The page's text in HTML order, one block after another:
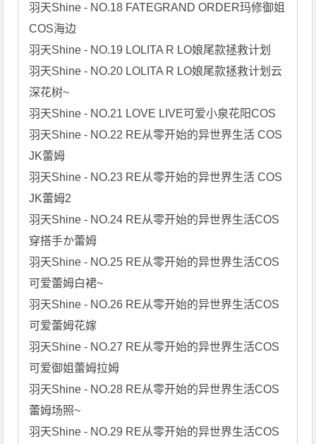
羽天Shine - NO.18 FATEGRAND ORDER玛修御姐
COS海边
羽天Shine - NO.19 LOLITA R LO娘尾款拯救计划
羽天Shine - NO.20 LOLITA R LO娘尾款拯救计划云
深花树~
羽天Shine - NO.21 LOVE LIVE可爱小泉花阳COS
羽天Shine - NO.22 RE从零开始的异世界生活 COS
JK蕾姆
羽天Shine - NO.23 RE从零开始的异世界生活 COS
JK蕾姆2
羽天Shine - NO.24 RE从零开始的异世界生活COS
穿搭手か蕾姆
羽天Shine - NO.25 RE从零开始的异世界生活COS
可爱蕾姆白裙~
羽天Shine - NO.26 RE从零开始的异世界生活COS
可爱蕾姆花嫁
羽天Shine - NO.27 RE从零开始的异世界生活COS
可爱御姐蕾姆拉姆
羽天Shine - NO.28 RE从零开始的异世界生活COS
蕾姆场照~
羽天Shine - NO.29 RE从零开始的异世界生活COS